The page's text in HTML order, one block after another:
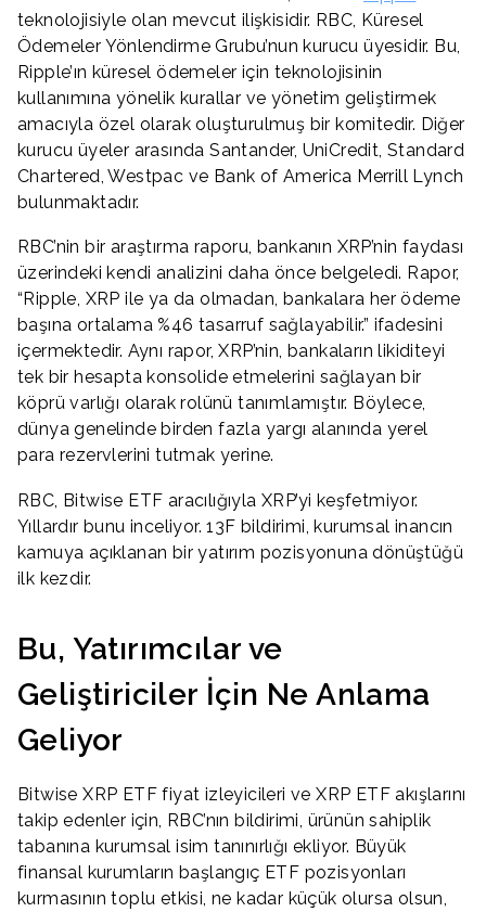
teknolojisiyle olan mevcut ilişkisidir. RBC, Küresel
Ödemeler Yönlendirme Grubu’nun kurucu üyesidir. Bu,
Ripple’ın küresel ödemeler için teknolojisinin
kullanımına yönelik kurallar ve yönetim geliştirmek
amacıyla özel olarak oluşturulmuş bir komitedir. Diğer
kurucu üyeler arasında Santander, UniCredit, Standard
Chartered, Westpac ve Bank of America Merrill Lynch
bulunmaktadır.
RBC’nin bir araştırma raporu, bankanın XRP’nin faydası
üzerindeki kendi analizini daha önce belgeledi. Rapor,
“Ripple, XRP ile ya da olmadan, bankalara her ödeme
başına ortalama %46 tasarruf sağlayabilir.” ifadesini
içermektedir. Aynı rapor, XRP’nin, bankaların likiditeyi
tek bir hesapta konsolide etmelerini sağlayan bir
köprü varlığı olarak rolünü tanımlamıştır. Böylece,
dünya genelinde birden fazla yargı alanında yerel
para rezervlerini tutmak yerine.
RBC, Bitwise ETF aracılığıyla XRP’yi keşfetmiyor.
Yıllardır bunu inceliyor. 13F bildirimi, kurumsal inancın
kamuya açıklanan bir yatırım pozisyonuna dönüştüğü
ilk kezdir.
Bu, Yatırımcılar ve
Geliştiriciler İçin Ne Anlama
Geliyor
Bitwise XRP ETF fiyat izleyicileri ve XRP ETF akışlarını
takip edenler için, RBC’nın bildirimi, ürünün sahiplik
tabanına kurumsal isim tanınırlığı ekliyor. Büyük
finansal kurumların başlangıç ETF pozisyonları
kurmasının toplu etkisi, ne kadar küçük olursa olsun,